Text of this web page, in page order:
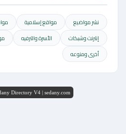
نشر مواضيع مواقع إسلامية
إنترنت وشبكات
الأسرة والترفيه
أخرى ومنوعه
Directory V4 | sedany.com